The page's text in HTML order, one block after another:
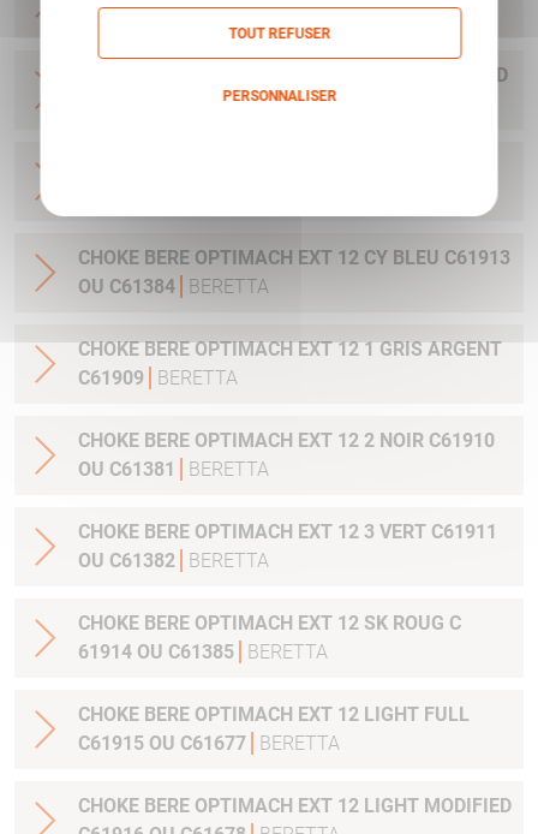
C61674 BERETTA
CHOKE BERE OPTIMACH INT 12 LIGHT MODIFIED
BERETTA
CHOKE BERE OPTIMACH EXT 12 CY BLEU C61913
OU C61384
BERETTA
CHOKE BERE OPTIMACH EXT 12 1 GRIS ARGENT
C61909
BERETTA
CHOKE BERE OPTIMACH EXT 12 2 NOIR C61910
OU C61381
BERETTA
CHOKE BERE OPTIMACH EXT 12 3 VERT C61911
OU C61382
BERETTA
CHOKE BERE OPTIMACH EXT 12 SK ROUG C
61914 OU C61385
BERETTA
CHOKE BERE OPTIMACH EXT 12 LIGHT FULL
C61915 OU C61677
BERETTA
CHOKE BERE OPTIMACH EXT 12 LIGHT MODIFIED
TOUT REFUSER
PERSONNALISER